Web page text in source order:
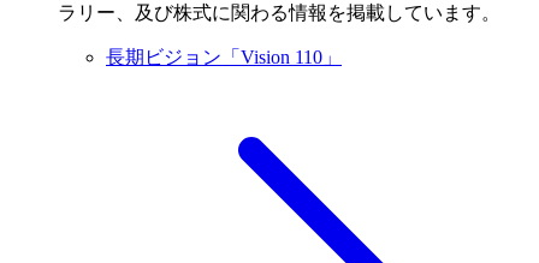
ラリー、及び株式に関わる情報を掲載しています。
長期ビジョン「Vision 110」